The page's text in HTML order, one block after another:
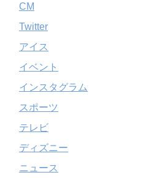
CM
Twitter
アイス
イベント
インスタグラム
スポーツ
テレビ
ディズニー
ニュース